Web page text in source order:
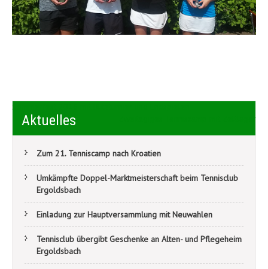
Beitragsnavigation
Sommerfest 2016 mit Blitzturnier und Endspielen
Zweitägiges Tenniscamp mit Zeltlager
Aktuelles
Zum 21. Tenniscamp nach Kroatien
Umkämpfte Doppel-Marktmeisterschaft beim Tennisclub
Ergoldsbach
Einladung zur Hauptversammlung mit Neuwahlen
Tennisclub übergibt Geschenke an Alten- und Pflegeheim
Ergoldsbach